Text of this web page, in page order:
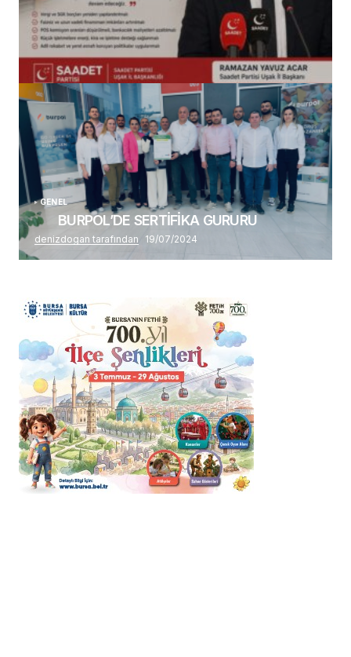
(başlıksız)
Alaattin Karahan tarafından 14/07/2026
GENEL
BURPOL’DE SERTİFİKA GURURU
denizdogan tarafından 19/07/2024